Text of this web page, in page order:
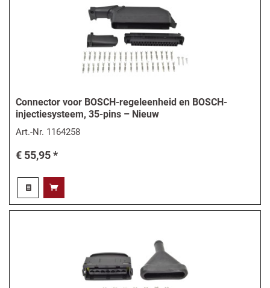
Connector voor BOSCH-regeleenheid en BOSCH-
injectiesysteem, 35-pins – Nieuw
Art.-Nr. 1164258
€ 55,95 *